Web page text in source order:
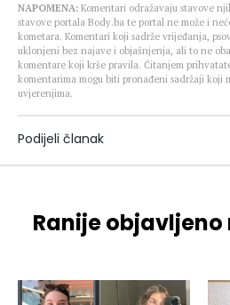
NAPOMENA: Komentari odražavaju stavove
stavove portala Body.ba te portal ne može i
kometara. Komentari koji sadrže vrijeđanja,
uklonjeni bez najave i objašnjenja, ali to ne
komentare koji krše pravila. Čitanjem
komentarima mogu biti pronađeni sadržaji koji
uvjerenjima.
Podijeli članak
Ranije